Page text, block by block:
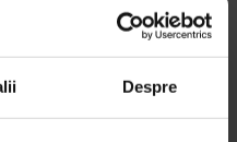
Despre
o tactică electorală
mult electoratul român.
deja în